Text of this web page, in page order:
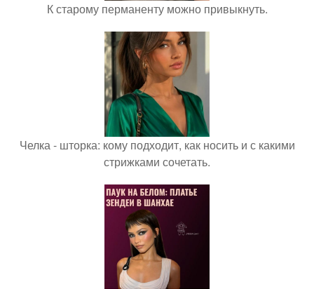
К старому перманенту можно привыкнуть.
Челка - шторка: кому подходит, как носить и с какими
стрижками сочетать.